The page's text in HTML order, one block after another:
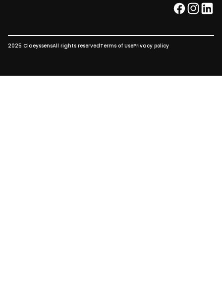
facebook
2025 ClaeyssensAll rights reservedTerms of UsePrivacy policy